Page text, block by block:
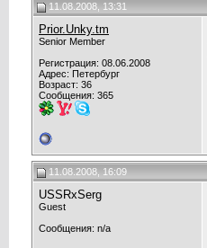
11.08.2008, 13:31
Prior.Unky.tm
Senior Member
Регистрация: 08.06.2008
Адрес: Петербург
Возраст: 36
Сообщения: 365
11.08.2008, 16:09
USSRxSerg
Guest
Сообщения: n/a